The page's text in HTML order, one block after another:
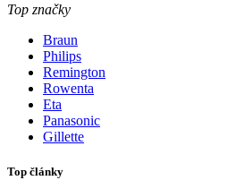
Top značky
Braun
Philips
Remington
Rowenta
Eta
Panasonic
Gillette
Top články